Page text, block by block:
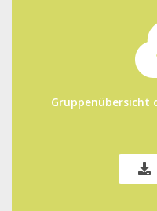
Gruppenübersicht